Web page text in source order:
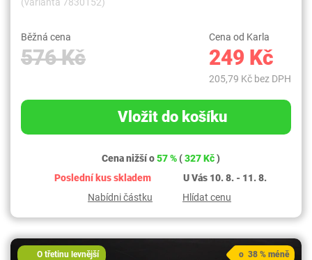
Běžná cena
576 Kč
Cena od Karla
249 Kč
205,79 Kč bez DPH
Vložit do košíku
Cena nižší o57 %(327 Kč)
Poslední kus skladem
U Vás 10. 8. - 11. 8.
Nabídni částku
Hlídat cenu
O třetinu levnější o 38 % méně